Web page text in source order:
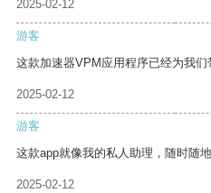
2025-02-12
游客
这款加速器VPM应用程序已经为我们
2025-02-12
游客
这款app就像我的私人助理，随时随
2025-02-12